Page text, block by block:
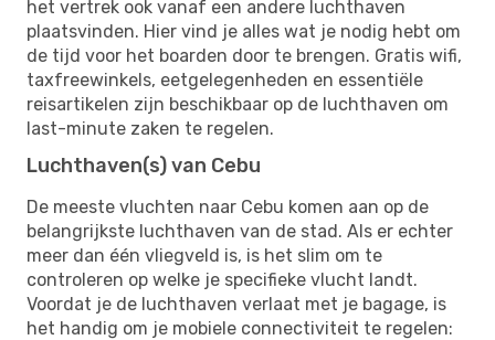
het vertrek ook vanaf een andere luchthaven
plaatsvinden. Hier vind je alles wat je nodig hebt om
de tijd voor het boarden door te brengen. Gratis wifi,
taxfreewinkels, eetgelegenheden en essentiële
reisartikelen zijn beschikbaar op de luchthaven om
last-minute zaken te regelen.
Luchthaven(s) van Cebu
De meeste vluchten naar Cebu komen aan op de
belangrijkste luchthaven van de stad. Als er echter
meer dan één vliegveld is, is het slim om te
controleren op welke je specifieke vlucht landt.
Voordat je de luchthaven verlaat met je bagage, is
het handig om je mobiele connectiviteit te regelen: